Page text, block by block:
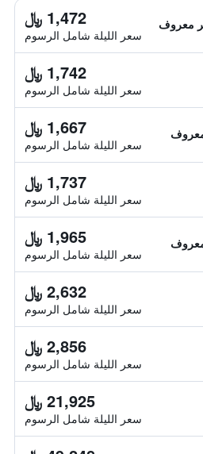
معروف 1,472 ﷼
سعر الليلة شامل الرسوم
1,742 ﷼
سعر الليلة شامل الرسوم
معروف 1,667 ﷼
سعر الليلة شامل الرسوم
1,737 ﷼
سعر الليلة شامل الرسوم
معروف 1,965 ﷼
سعر الليلة شامل الرسوم
2,632 ﷼
سعر الليلة شامل الرسوم
2,856 ﷼
سعر الليلة شامل الرسوم
21,925 ﷼
سعر الليلة شامل الرسوم